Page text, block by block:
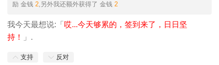
励 金钱 2,另外我还额外获得了 金钱 2
我今天最想说:「 哎...今天够累的，签到来了，日日坚
持！
」.
支持 反对